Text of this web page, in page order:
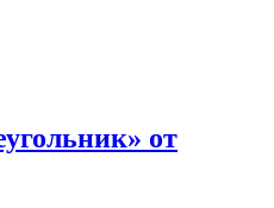
от